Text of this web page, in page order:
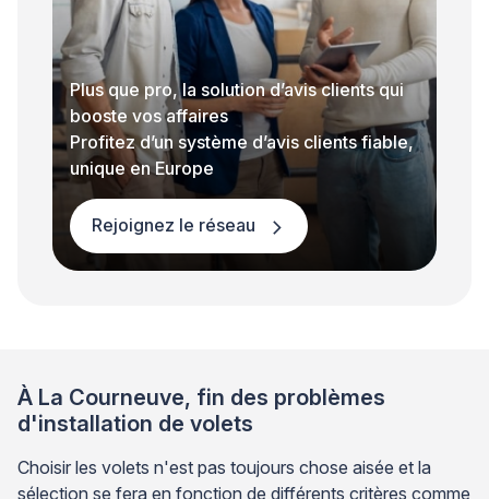
Plus que pro, la solution d’avis clients qui
booste vos affaires
Profitez d’un système d’avis clients fiable,
unique en Europe
Rejoignez le réseau
À La Courneuve, fin des problèmes
d'installation de volets
Choisir les volets n'est pas toujours chose aisée et la
sélection se fera en fonction de différents critères comme